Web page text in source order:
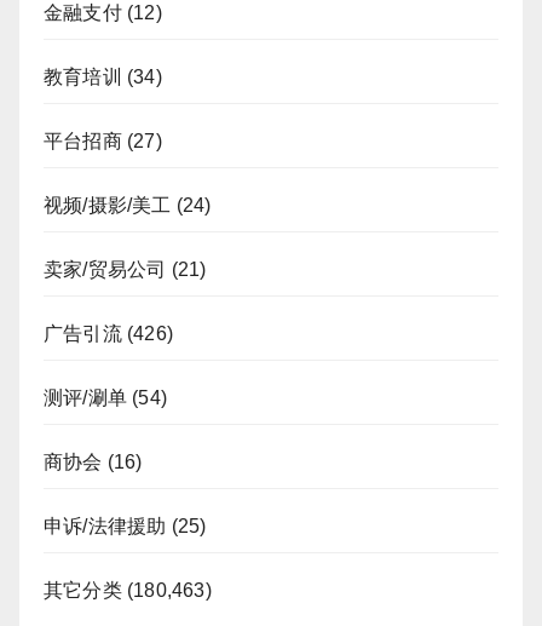
金融支付(12)
教育培训 (34)
平台招商(27)
视频/摄影/美工 (24)
卖家/贸易公司 (21)
广告引流(426)
测评/涮单 (54)
商协会 (16)
申诉/法律援助 (25)
其它分类(180,463)